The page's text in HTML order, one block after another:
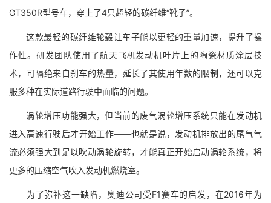
GT350R型号车，穿上了4只超轻的碳纤维“靴子”。
这款最轻的碳纤维轮毂让车子能以更轻的重量加速，提升了操
作性。研发团队使用了航天飞机发动机叶片上的陶瓷材质涂层技
术，可隔绝来自刹车的热量，延长了其使用年数的限制，还可以克
服多种在实际道路行驶中面临的问题。
涡轮增压功能强大，但当前的废气涡轮增压系统只能在发动机
进入高速行驶后才开始工作——也就是说，发动机排放出的尾气气
流必须强大到足以吹动涡轮旋转，才能真正开始启动涡轮系统，将
更多的压缩空气吹入发动机燃烧室。
为了弥补这一缺陷，奥迪公司受F1赛车的启发，在2016年为